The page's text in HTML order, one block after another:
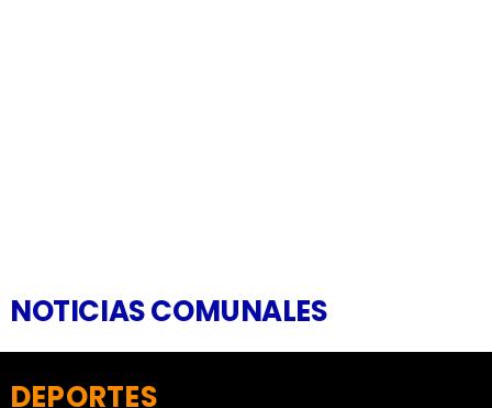
NOTICIAS COMUNALES
DEPORTES